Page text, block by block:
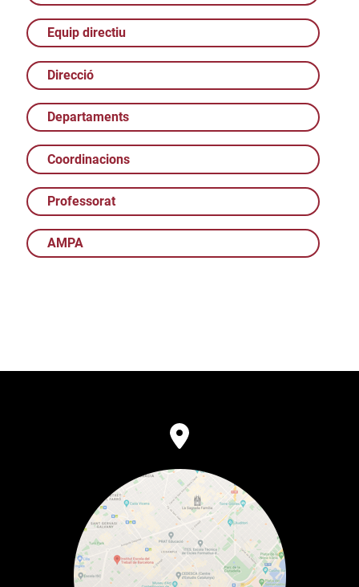
Equip directiu
Direcció
Departaments
Coordinacions
Professorat
AMPA